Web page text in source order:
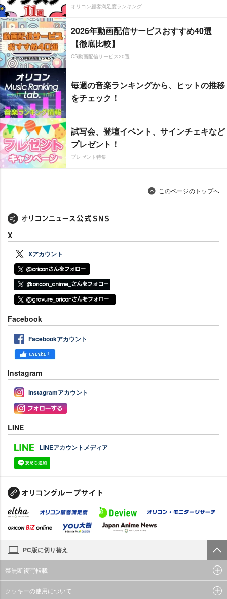
オリコン顧客満足度ランキング
2026年動画配信サービスおすすめ40選
【徹底比較】
CS動画配信サービス20選
毎週の音楽ランキングから、ヒットの推移
をチェック！
試写会、登壇イベント、サインチェキなど
プレゼント！
プレゼント特集
このページのトップへ
X
Xアカウント
Facebook
Facebookアカウント
Instagram
Instagramアカウント
LINE
LINEアカウントメディア
PC版に切り替え
禁無断複写転載
クッキーの使用について